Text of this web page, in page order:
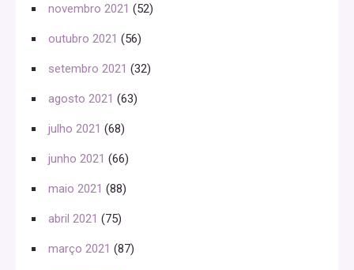
novembro 2021 (52)
outubro 2021 (56)
setembro 2021 (32)
agosto 2021 (63)
julho 2021 (68)
junho 2021 (66)
maio 2021 (88)
abril 2021 (75)
março 2021 (87)